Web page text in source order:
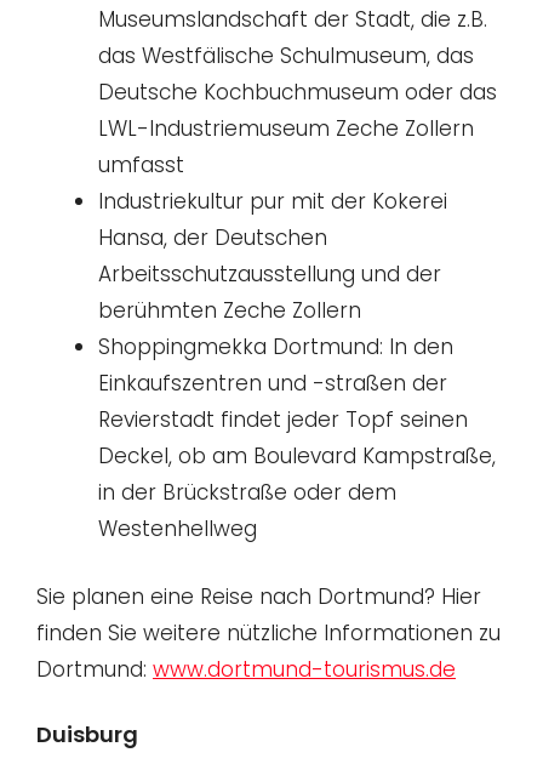
Museumslandschaft der Stadt, die z.B.
das Westfälische Schulmuseum, das
Deutsche Kochbuchmuseum oder das
LWL-Industriemuseum Zeche Zollern
umfasst
Industriekultur pur mit der Kokerei
Hansa, der Deutschen
Arbeitsschutzausstellung und der
berühmten Zeche Zollern
Shoppingmekka Dortmund: In den
Einkaufszentren und -straßen der
Revierstadt findet jeder Topf seinen
Deckel, ob am Boulevard Kampstraße,
in der Brückstraße oder dem
Westenhellweg
Sie planen eine Reise nach Dortmund? Hier
finden Sie weitere nützliche Informationen zu
Dortmund: www.dortmund-tourismus.de
Duisburg